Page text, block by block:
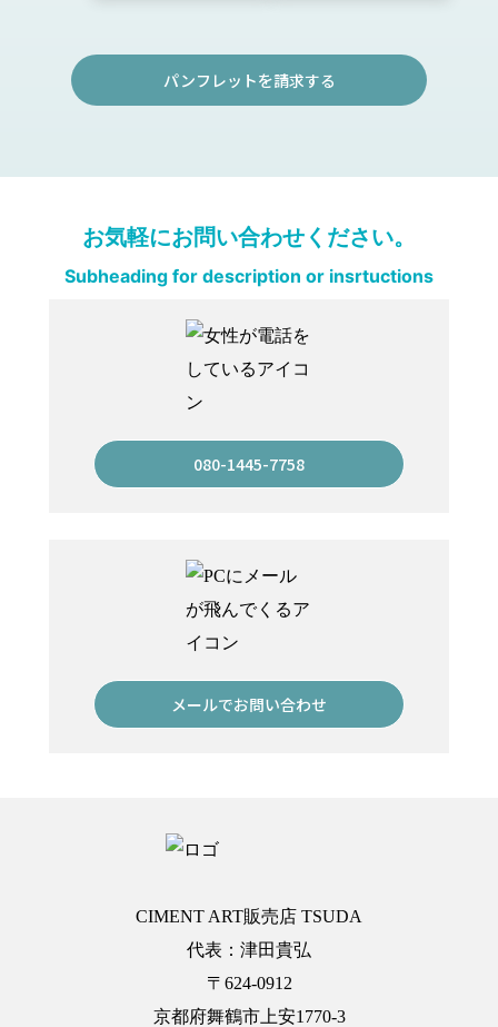
パンフレットを請求する
お気軽にお問い合わせください。
Subheading for description or insrtuctions
080-1445-7758
メールでお問い合わせ
CIMENT ART販売店 TSUDA
代表：津田貴弘
〒624-0912
京都府舞鶴市上安1770-3